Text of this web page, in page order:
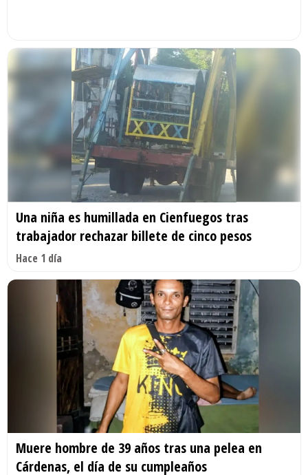
Una niña es humillada en Cienfuegos tras
trabajador rechazar billete de cinco pesos
Hace 1 día
Muere hombre de 39 años tras una pelea en
Cárdenas, el día de su cumpleaños